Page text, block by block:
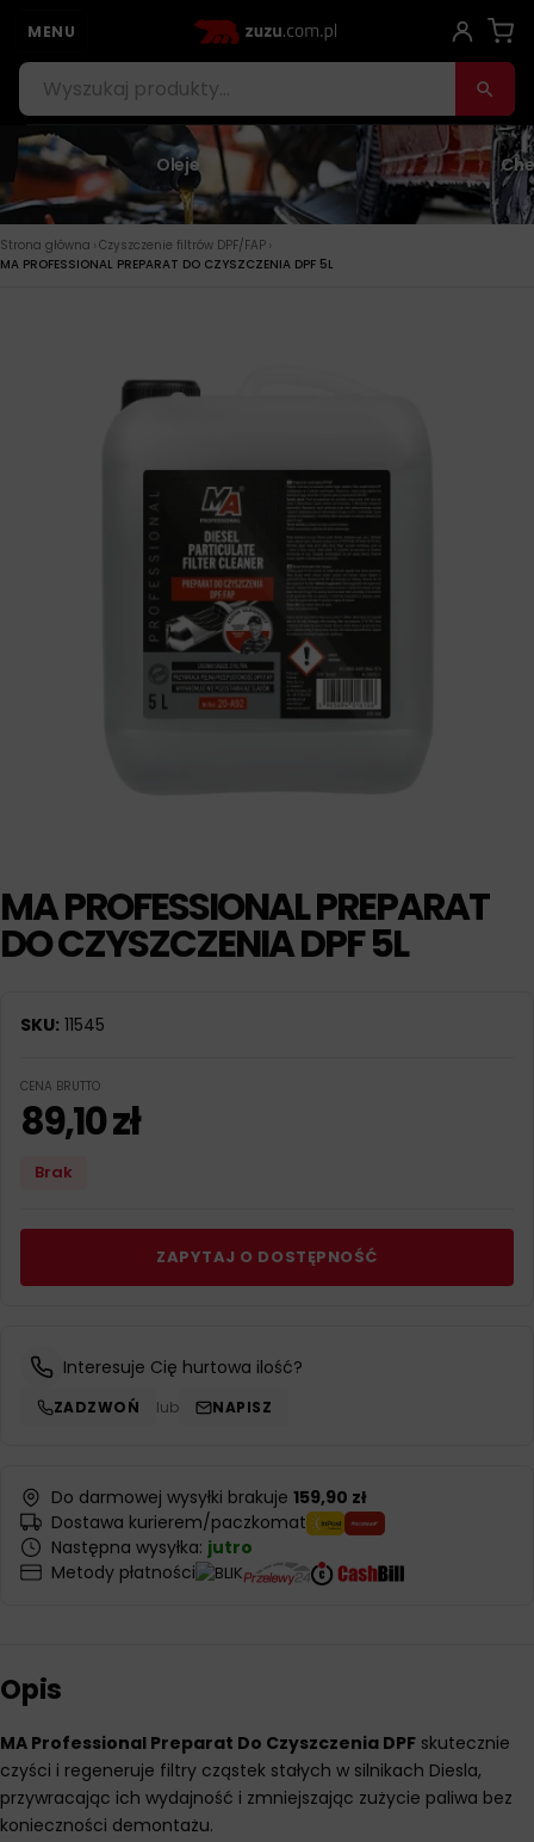
MENU
Oleje
Strona główna › Czyszczenie filtrów DPF/FAP ›
MA PROFESSIONAL PREPARAT DO CZYSZCZENIA DPF 5L
MA PROFESSIONAL PREPARAT
DO CZYSZCZENIA DPF 5L
SKU: 11545
CENA BRUTTO
89,10zł
Brak
ZAPYTAJ O DOSTĘPNOŚĆ
Interesuje Cię hurtowa ilość?
ZADZWOŃ lub NAPISZ
Do darmowej wysyłki brakuje 159,90 zł
Dostawa kurierem/paczkomat
Następna wysyłka: jutro
Metody płatności
Opis
MA Professional Preparat Do Czyszczenia DPF skutecznie
czyści i regeneruje filtry cząstek stałych w silnikach Diesla,
przywracając ich wydajność i zmniejszając zużycie paliwa bez
konieczności demontażu.